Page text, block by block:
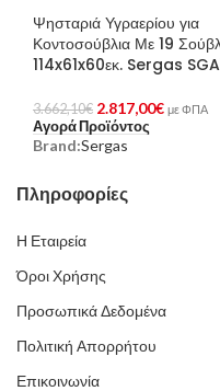
Ψησταριά Υγραερίου για
Κοντοσούβλια Με 19
114x61x60εκ. Sergas
3.662,10€ 2.817,00€ με ΦΠΑ
Αγορά Προϊόντος
Brand:Sergas
Πληροφορίες
Η Εταιρεία
Όροι Χρήσης
Προσωπικά Δεδομένα
Πολιτική Απορρήτου
Επικοινωνία